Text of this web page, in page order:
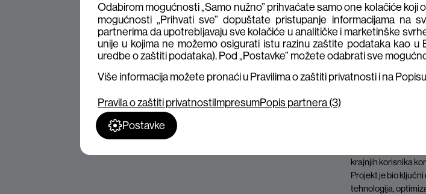
Combis je
krajnjih korisnika
Projekt je bio
tehnologija,
Odabirom mogućnosti „Samo nužno” prihvaćate samo one kolačiće
mogućnosti „Prihvati sve” dopuštate pristupanje informacijama na
partnerima da upotrebljavaju sve kolačiće u analitičke i marketinške
unije u kojima ne možemo osigurati istu razinu zaštite podataka kao
uredbe o zaštiti podataka). Pod „Postavke” možete odabrati sve
Više informacija možete pronaći u Pravilima o zaštiti privatnosti i na
Pravila o zaštiti privatnostiImpresumPopis partnera (3)
Postavke